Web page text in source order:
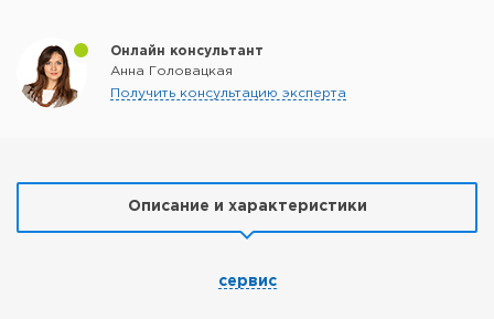
Онлайн консультант
Анна Головацкая
Получить консультацию эксперта
Описание и характеристики
сервис